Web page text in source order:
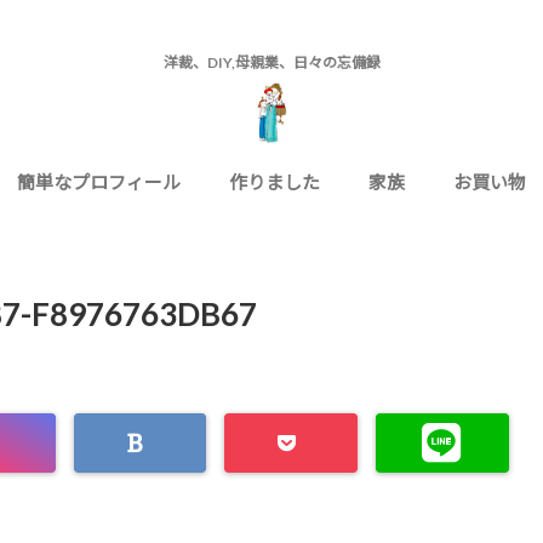
洋裁、DIY,母親業、日々の忘備録
簡単なプロフィール 作りました 家族 お買い物
F8976763DB67